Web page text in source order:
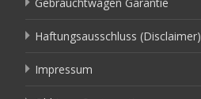
Gebrauchtwagen Garantie
Haftungsausschluss (Disclaimer)
Impressum